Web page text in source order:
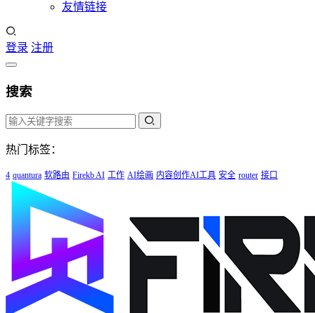
友情链接
登录 注册
搜索
热门标签：
4 quantura 软路由 Firekb AI 工作 AI绘画 内容创作AI工具 安全 router 接口